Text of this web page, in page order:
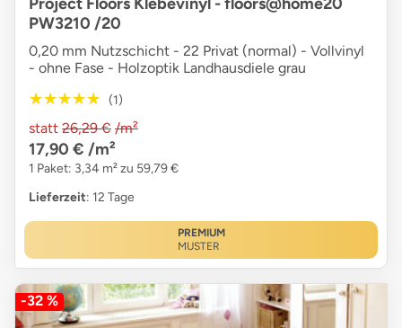
PW3210 /20
0,20 mm Nutzschicht - 22 Privat (normal) - Vollvinyl
- ohne Fase - Holzoptik Landhausdiele grau
★★★★★
★★★★★ (1)
statt 26,29 € /m²
17,90 € /m²
1 Paket: 3,34 m² zu 59,79 €
Lieferzeit: 12 Tage
PREMIUM
MUSTER
-32 %